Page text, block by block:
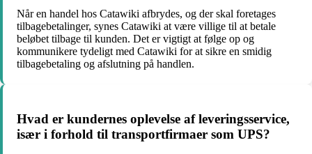
Når en handel hos Catawiki afbrydes, og der skal foretages
tilbagebetalinger, synes Catawiki at være villige til at betale
beløbet tilbage til kunden. Det er vigtigt at følge op og
kommunikere tydeligt med Catawiki for at sikre en smidig
tilbagebetaling og afslutning på handlen.
Hvad er kundernes oplevelse af leveringsservice,
især i forhold til transportfirmaer som UPS?